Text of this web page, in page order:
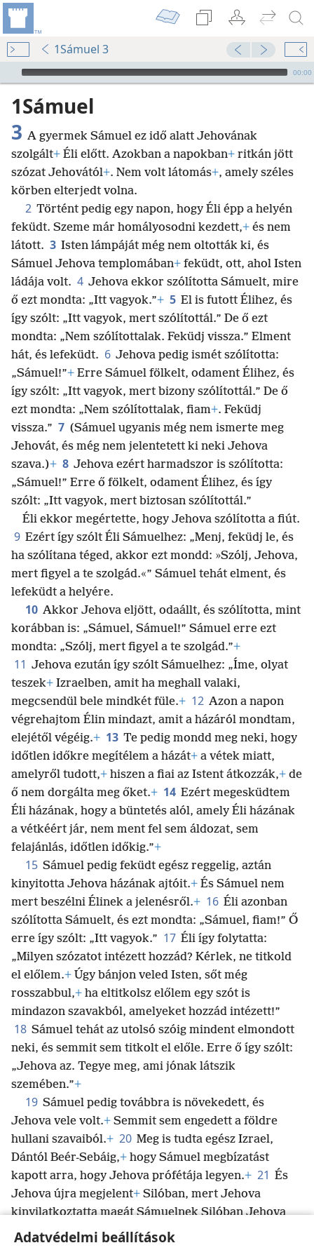
Adatvédelmi beállítások
1Sámuel 3
Audio Player
00:00
1Sámuel
3 A gyermek Sámuel ez idő alatt Jehovának
szolgált+ Éli előtt. Azokban a napokban+ ritkán jött
szózat Jehovától+. Nem volt látomás+, amely széles
körben elterjedt volna.
2 Történt pedig egy napon, hogy Éli épp a helyén
feküdt. Szeme már homályosodni kezdett,+ és nem
látott. 3 Isten lámpáját még nem oltották ki, és
Sámuel Jehova templomában+ feküdt, ott, ahol Isten
ládája volt. 4 Jehova ekkor szólította Sámuelt, mire
ő ezt mondta: „Itt vagyok.”+ 5 El is futott Élihez, és
így szólt: „Itt vagyok, mert szólítottál.” De ő ezt
mondta: „Nem szólítottalak. Feküdj vissza.” Elment
hát, és lefeküdt. 6 Jehova pedig ismét szólította:
„Sámuel!”+ Erre Sámuel fölkelt, odament Élihez, és
így szólt: „Itt vagyok, mert bizony szólítottál.” De ő
ezt mondta: „Nem szólítottalak, fiam+. Feküdj
vissza.” 7 (Sámuel ugyanis még nem ismerte meg
Jehovát, és még nem jelentetett ki neki Jehova
szava.)+ 8 Jehova ezért harmadszor is szólította:
„Sámuel!” Erre ő fölkelt, odament Élihez, és így
szólt: „Itt vagyok, mert biztosan szólítottál.”
Éli ekkor megértette, hogy Jehova szólította a fiút.
9 Ezért így szólt Éli Sámuelhez: „Menj, feküdj le, és
ha szólítana téged, akkor ezt mondd: »Szólj, Jehova,
mert figyel a te szolgád.«” Sámuel tehát elment, és
lefeküdt a helyére.
10 Akkor Jehova eljött, odaállt, és szólította, mint
korábban is: „Sámuel, Sámuel!” Sámuel erre ezt
mondta: „Szólj, mert figyel a te szolgád.”+
11 Jehova ezután így szólt Sámuelhez: „Íme, olyat
teszek+ Izraelben, amit ha meghall valaki,
megcsendül bele mindkét füle.+ 12 Azon a napon
végrehajtom Élin mindazt, amit a házáról mondtam,
elejétől végéig.+ 13 Te pedig mondd meg neki, hogy
időtlen időkre megítélem a házát+ a vétek miatt,
amelyről tudott,+ hiszen a fiai az Istent átkozzák,+ de
ő nem dorgálta meg őket.+ 14 Ezért megesküdtem
Éli házának, hogy a büntetés alól, amely Éli házának
a vétkéért jár, nem ment fel sem áldozat, sem
felajánlás, időtlen időkig.”+
15 Sámuel pedig feküdt egész reggelig, aztán
kinyitotta Jehova házának ajtóit.+ És Sámuel nem
mert beszélni Élinek a jelenésről.+ 16 Éli azonban
szólította Sámuelt, és ezt mondta: „Sámuel, fiam!” Ő
erre így szólt: „Itt vagyok.” 17 Éli így folytatta:
„Milyen szózatot intézett hozzád? Kérlek, ne titkold
el előlem.+ Úgy bánjon veled Isten, sőt még
rosszabbul,+ ha eltitkolsz előlem egy szót is
mindazon szavakból, amelyeket hozzád intézett!”
18 Sámuel tehát az utolsó szóig mindent elmondott
neki, és semmit sem titkolt el előle. Erre ő így szólt:
„Jehova az. Tegye meg, ami jónak látszik
szemében.”+
19 Sámuel pedig továbbra is növekedett, és
Jehova vele volt.+ Semmit sem engedett a földre
hullani szavaiból.+ 20 Meg is tudta egész Izrael,
Dántól Beér-Sebáig,+ hogy Sámuel megbízatást
kapott arra, hogy Jehova prófétája legyen.+ 21 És
Jehova újra megjelent+ Silóban, mert Jehova
kinyilatkoztatta magát Sámuelnek Silóban Jehova
szava által.
+